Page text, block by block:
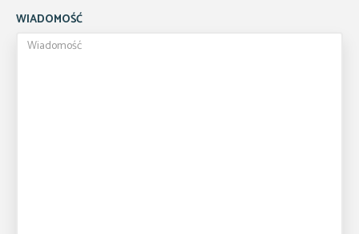
WIADOMOŚĆ